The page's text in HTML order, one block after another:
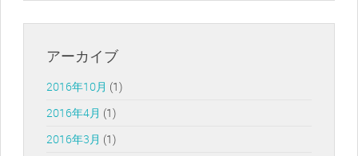
アーカイブ
2016年10月 (1)
2016年4月 (1)
2016年3月 (1)